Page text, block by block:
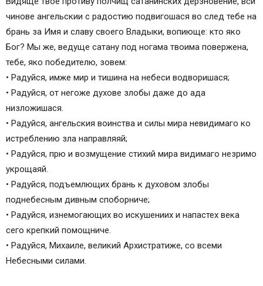
чинове ангельскии с радостию подвигошася во след тебе на
брань за Имя и славу своего Владыки, вопиюще: кто яко
Бог? Мы же, ведуще сатану под ногама твоима повержена,
тебе, яко победителю, зовем:
• Радуйся, имже мир и тишина на небеси водворишася;
• Радуйся, от негоже духове злобы даже до ада
низложишася.
• Радуйся, ангельския воинства и силы мира невидимаго ко
истреблению зла направляяй;
• Радуйся, прю и возмущение стихий мира видимаго незримо
укрощаяй.
• Радуйся, подъемлющих брань к духовом злобы
поднебесным дивным споборниче;
• Радуйся, изнемогающих во искушениих и напастех века
сего крепкий помощниче.
• Радуйся, Михаиле, великий Архистратиже, со всеми
Небесными силами.